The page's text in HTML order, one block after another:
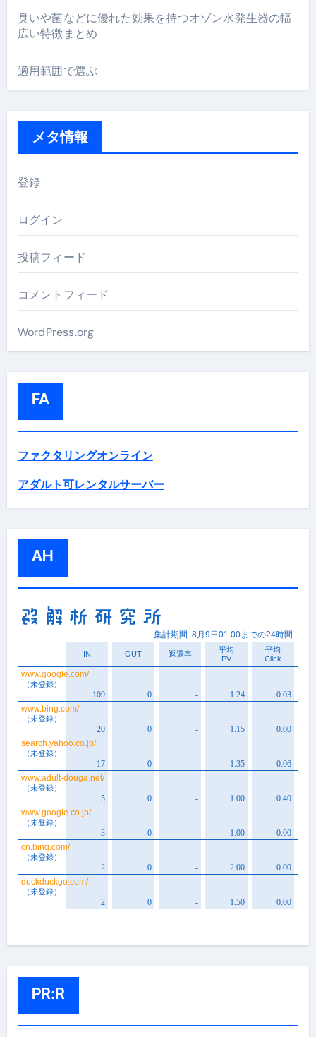
臭いや菌などに優れた効果を持つオゾン水発生器の幅
広い特徴まとめ
適用範囲で選ぶ
メタ情報
登録
ログイン
投稿フィード
コメントフィード
WordPress.org
FA
ファクタリングオンライン
アダルト可レンタルサーバー
AH
PR:R